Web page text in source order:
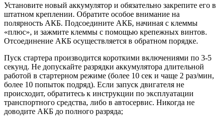
Установите новый аккумулятор и обязательно закрепите его в
штатном креплении. Обратите особое внимание на
полярность АКБ. Подсоедините АКБ, начиная с клеммы
«плюс», и зажмите клеммы с помощью крепежных винтов.
Отсоединение АКБ осуществляется в обратном порядке.
Пуск стартера производится короткими включениями по 3-5
секунд. Не допускайте разрядки аккумулятора длительной
работой в стартерном режиме (более 10 сек и чаще 2 раз/мин,
более 10 попыток подряд). Если запуск двигателя не
происходит, обратитесь к инструкции по эксплуатации
транспортного средства, либо в автосервис. Никогда не
доводите АКБ до полного разряда;